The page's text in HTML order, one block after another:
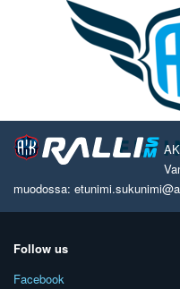
muodossa:
Follow us
Facebook